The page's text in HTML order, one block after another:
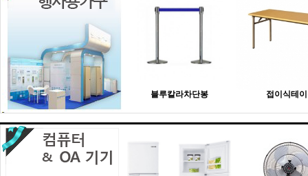
블루칼라차단봉 접이식테